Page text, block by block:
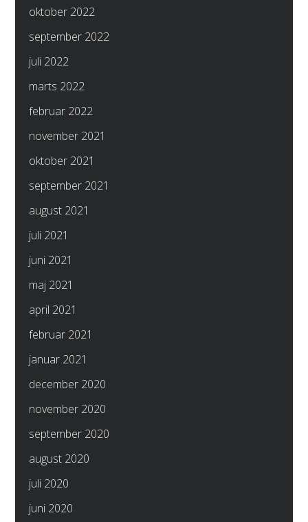
oktober 2022
september 2022
juli 2022
marts 2022
februar 2022
november 2021
oktober 2021
september 2021
august 2021
juli 2021
juni 2021
maj 2021
april 2021
februar 2021
januar 2021
december 2020
november 2020
september 2020
august 2020
juli 2020
juni 2020